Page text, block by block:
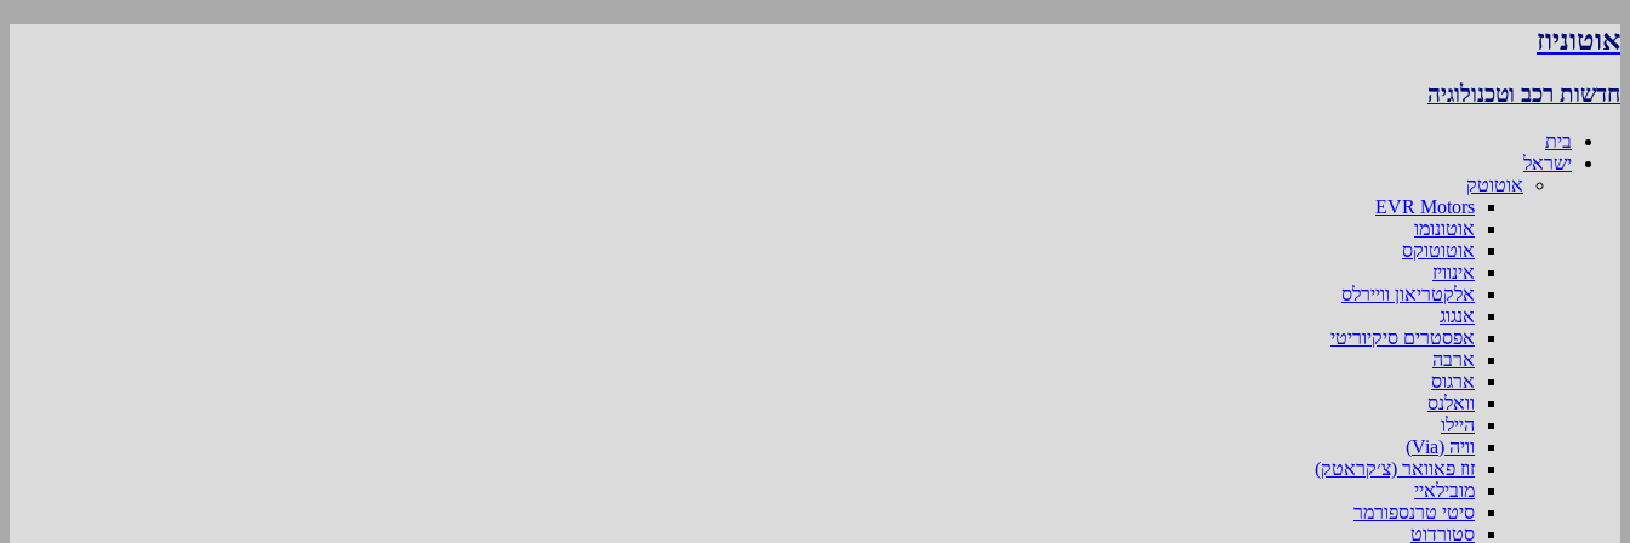
אוטוניוז
חדשות רכב וטכנולוגיה
בית
ישראל
אוטוטק
EVR Motors
אוטונומו
אוטוטוקס
אינוויז
אלקטריאון וויירלס
אנגוג
אפסטרים סיקיוריטי
ארבה
ארגוס
וואלנס
היילו
וויה (Via)
זוז פאוואר (צ׳קראטק)
מובילאיי
סיטי טרנספורמר
סטורדוט